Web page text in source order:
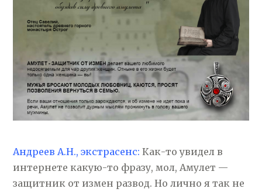
Андреев А.Н., экстрасенс:Как-то увидел в
интернете какую-то фразу, мол, Амулет —
защитник от измен развод. Но лично я так не